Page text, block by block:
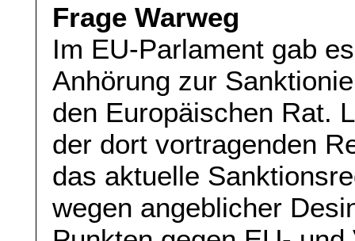
Frage Warweg
Im EU-Parlament gab
Anhörung zur
den Europäischen Rat.
der dort vortragenden
das aktuelle
wegen angeblicher